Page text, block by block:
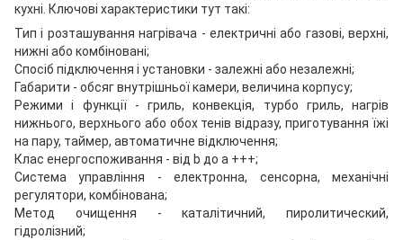
кухні. Ключові характеристики тут такі:
Тип і розташування нагрівача - електричні або газові, верхні,
нижні або комбіновані;
Спосіб підключення і установки - залежні або незалежні;
Габарити - обсяг внутрішньої камери, величина корпусу;
Режими і функції - гриль, конвекція, турбо гриль, нагрів
нижнього, верхнього або обох тенів відразу, приготування їжі
на пару, таймер, автоматичне відключення;
Клас енергоспоживання - від b до a +++;
Система управління - електронна, сенсорна, механічні
регулятори, комбінована;
Метод очищення - каталітичний, пиролитический,
гідролізний;